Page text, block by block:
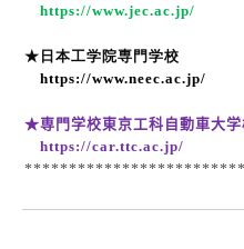
https://www.jec.ac.jp/
★日本工学院専門学校
https://www.neec.ac.jp/
★専門学校東京工科自動車大学
https://car.ttc.ac.jp/